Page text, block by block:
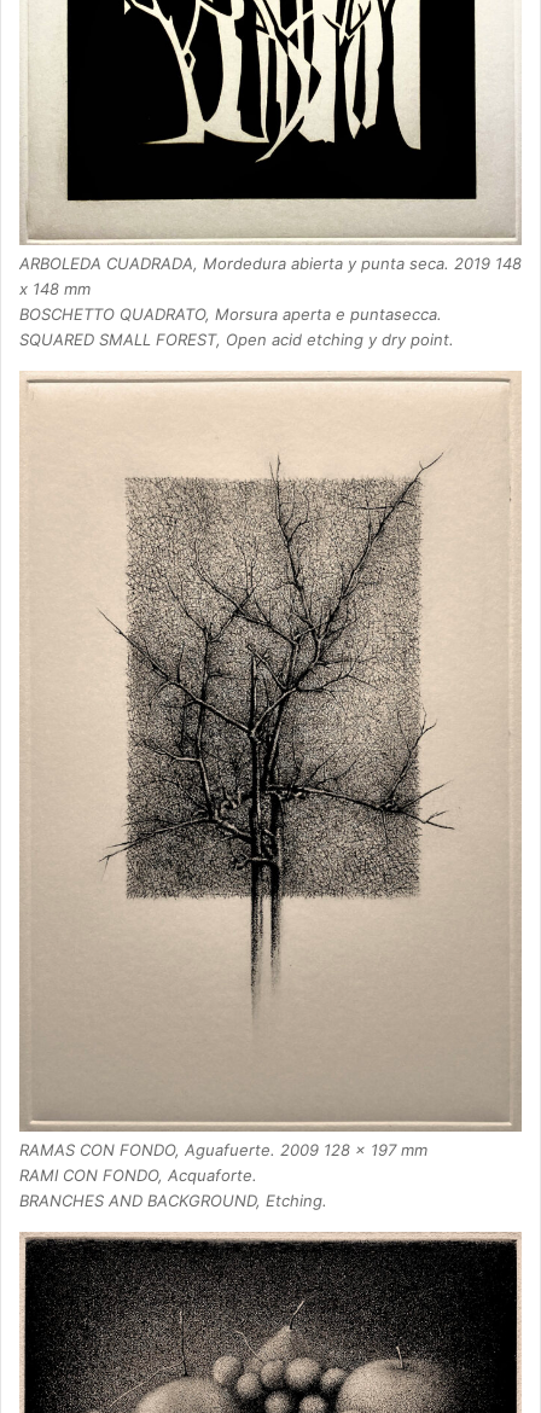
ARBOLEDA CUADRADA, Mordedura abierta y punta seca. 2019 148
x 148 mm
BOSCHETTO QUADRATO, Morsura aperta e puntasecca.
SQUARED SMALL FOREST, Open acid etching y dry point.
RAMAS CON FONDO, Aguafuerte. 2009 128 x 197 mm
RAMI CON FONDO, Acquaforte.
BRANCHES AND BACKGROUND, Etching.